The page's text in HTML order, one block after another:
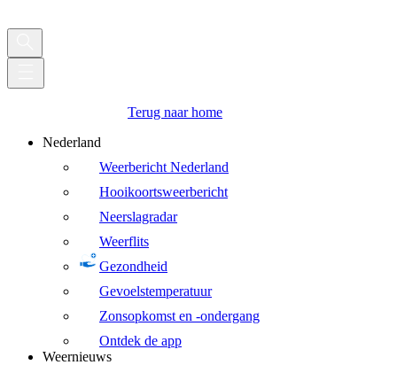
Terug naar home
Nederland
Weerbericht Nederland
Hooikoortsweerbericht
Neerslagradar
Weerflits
Gezondheid
Gevoelstemperatuur
Zonsopkomst en -ondergang
Ontdek de app
Weernieuws